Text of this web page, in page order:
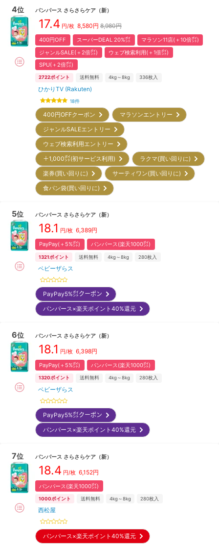
4位 パンパース さらさらケア （新）
17.4 円/枚 8,580円 8,980円
400円OFF スーパーDEAL 20%㌽
マラソン11店(＋10倍㌽)
ジャンルSALE(＋2倍㌽)
ウェブ検索利用(＋1倍㌽)
SPU(＋2倍㌽)
2722ポイント 送料無料 4kg～8kg 336枚入
ひかりTV (Rakuten)
18件
400円OFFクーポン
マラソンエントリー
ジャンルSALEエントリー
ウェブ検索利用エントリー
＋1,000㌽(初サービス利用)
ラクマ(買い回りに)
楽券(買い回りに)
サーティワン(買い回りに)
食パン袋(買い回りに)
5位 パンパース さらさらケア （新）
18.1 円/枚 6,389円
PayPay(＋5%㌽) パンパース(楽天1000㌽)
1321ポイント 送料無料 4kg～8kg 280枚入
ベビーザらス
PayPay5%㌽クーポン
パンパース×楽天ポイント40%還元
6位 パンパース さらさらケア （新）
18.1 円/枚 6,398円
PayPay(＋5%㌽) パンパース(楽天1000㌽)
1320ポイント 送料無料 4kg～8kg 280枚入
ベビーザらス
PayPay5%㌽クーポン
パンパース×楽天ポイント40%還元
7位 パンパース さらさらケア （新）
18.4 円/枚 6,152円
パンパース(楽天1000㌽)
1000ポイント 送料無料 4kg～8kg 280枚入
西松屋
パンパース×楽天ポイント40%還元